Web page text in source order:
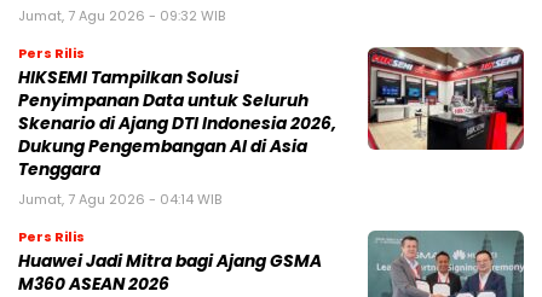
Jumat, 7 Agu 2026 - 09:32 WIB
Pers Rilis
HIKSEMI Tampilkan Solusi
Penyimpanan Data untuk Seluruh
Skenario di Ajang DTI Indonesia 2026,
Dukung Pengembangan AI di Asia
Tenggara
Jumat, 7 Agu 2026 - 04:14 WIB
Pers Rilis
Huawei Jadi Mitra bagi Ajang GSMA
M360 ASEAN 2026